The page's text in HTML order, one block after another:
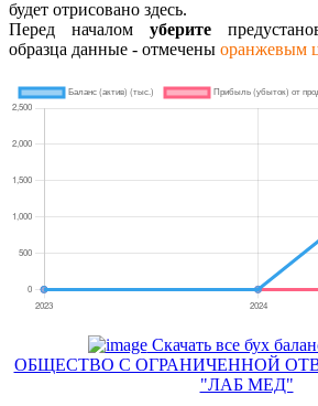
будет отрисовано здесь.
Перед началом уберите
образца данные - отмечены оранжевым
Скачать все бух
ОБЩЕСТВО С ОГРАНИЧЕННОЙ
"ЛАБ МЕД"